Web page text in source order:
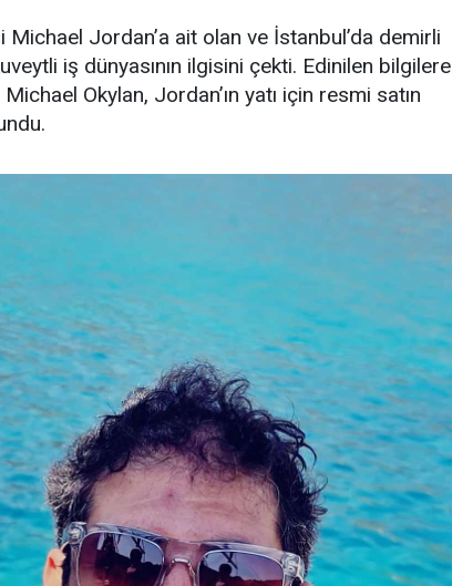
Jordan’a ait olan ve İstanbul’da demirli
iş dünyasının ilgisini çekti. Edinilen bilgilere
Okylan, Jordan’ın yatı için resmi satın